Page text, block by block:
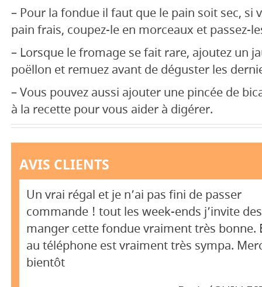
– Pour la fondue il faut que le pain soit sec, si
pain frais, coupez-le en morceaux et passez-
– Lorsque le fromage se fait rare, ajoutez un
poëllon et remuez avant de déguster les
– Vous pouvez aussi ajouter une pincée de
à la recette pour vous aider à digérer.
AVIS CLIENTS
Un vrai régal et je n’ai pas fini de passer
commande ! tout les week-ends j’invite
manger cette fondue vraiment très bonne.
au téléphone est vraiment très sympa.
bientôt